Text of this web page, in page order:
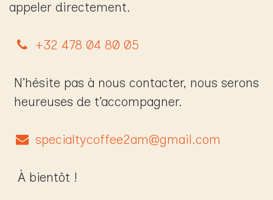
appeler directement.
+32 478 04 80 05
N’hésite pas à nous contacter, nous serons
heureuses de t’accompagner.
specialtycoffee2am@gmail.com
À bientôt !